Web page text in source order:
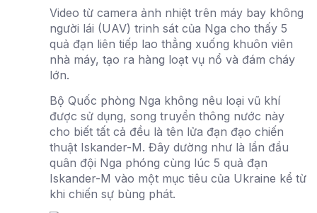
Video từ camera ảnh nhiệt trên máy bay không
người lái (UAV) trinh sát của Nga cho thấy 5
quả đạn liên tiếp lao thẳng xuống khuôn viên
nhà máy, tạo ra hàng loạt vụ nổ và đám cháy
lớn.
Bộ Quốc phòng Nga không nêu loại vũ khí
được sử dụng, song truyền thông nước này
cho biết tất cả đều là tên lửa đạn đạo chiến
thuật Iskander-M. Đây dường như là lần đầu
quân đội Nga phóng cùng lúc 5 quả đạn
Iskander-M vào một mục tiêu của Ukraine kể từ
khi chiến sự bùng phát.